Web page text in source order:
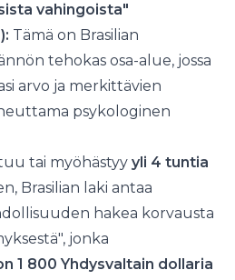
vahingoista"
Tämä on Brasilian
tehokas osa-alue, jossa
arvo ja merkittävien
psykologinen
tai myöhästyy yli 4 tuntia
Brasilian laki antaa
hakea korvausta
jonka
1 800 Yhdysvaltain dollaria